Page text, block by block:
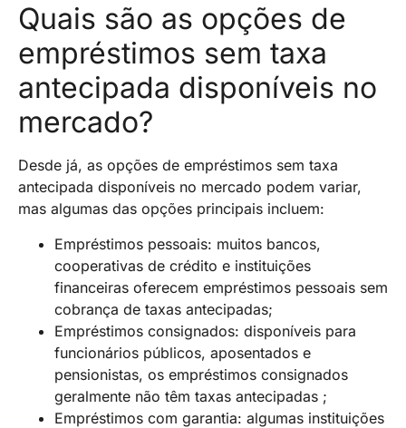
Quais são as opções de
empréstimos sem taxa
antecipada disponíveis no
mercado?
Desde já, as opções de empréstimos sem taxa
antecipada disponíveis no mercado podem variar,
mas algumas das opções principais incluem:
Empréstimos pessoais: muitos bancos,
cooperativas de crédito e instituições
financeiras oferecem empréstimos pessoais sem
cobrança de taxas antecipadas;
Empréstimos consignados: disponíveis para
funcionários públicos, aposentados e
pensionistas, os empréstimos consignados
geralmente não têm taxas antecipadas ;
Empréstimos com garantia: algumas instituições